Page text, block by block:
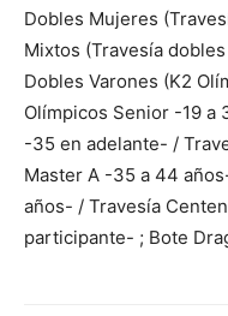
Dobles Mujeres
Mixtos (Travesía
Dobles Varones (K2
Olímpicos Senior -19 a
-35 en adelante- /
Master A -35 a 44
años- / Travesía
participante- ; Bote